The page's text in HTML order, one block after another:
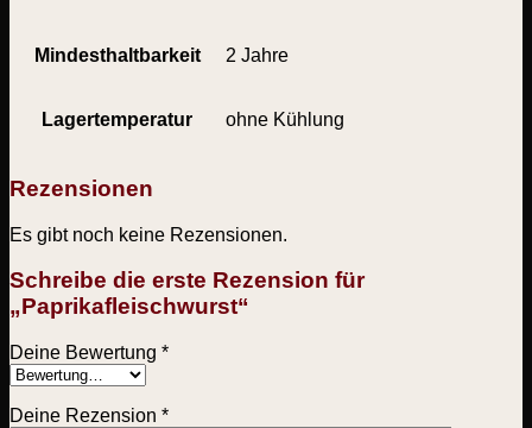
Mindesthaltbarkeit 2 Jahre
Lagertemperatur ohne Kühlung
Rezensionen
Es gibt noch keine Rezensionen.
Schreibe die erste Rezension für
„Paprikafleischwurst“
Deine Bewertung *
Deine Rezension *